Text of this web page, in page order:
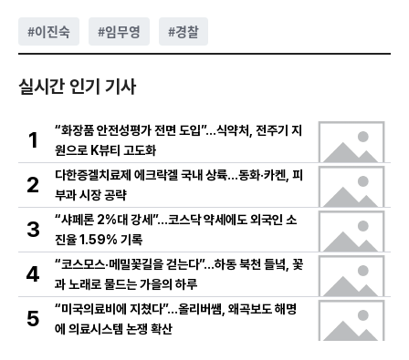
#이진숙 #임무영 #경찰
실시간 인기 기사
1
“화장품 안전성평가 전면 도입”…식약처, 전주기 지
원으로 K뷰티 고도화
2
다한증겔치료제 에크락겔 국내 상륙…동화·카켄, 피
부과 시장 공략
3
“샤페론 2%대 강세”…코스닥 약세에도 외국인 소
진율 1.59% 기록
4
“코스모스·메밀꽃길을 걷는다”…하동 북천 들녘, 꽃
과 노래로 물드는 가을의 하루
5
“미국의료비에 지쳤다”…올리버쌤, 왜곡보도 해명
에 의료시스템 논쟁 확산